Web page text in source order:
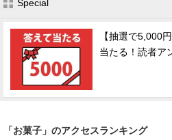
Special
【抽選で5,000
当たる！読者ア
「お菓子」のアクセスランキング